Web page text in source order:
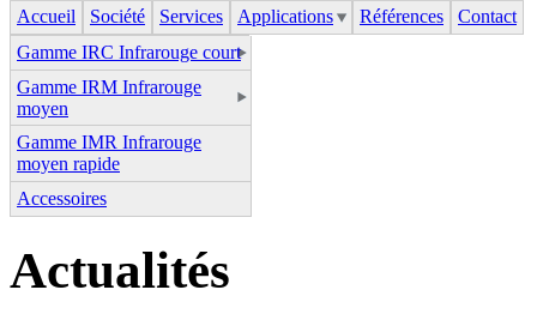
Accueil Société Services Applications Références
Contact
Gamme IRC Infrarouge court
Gamme IRM Infrarouge
moyen
Gamme IMR Infrarouge
moyen rapide
Accessoires
Actualités